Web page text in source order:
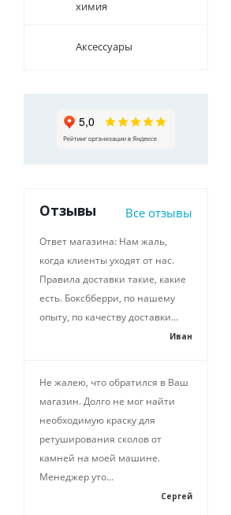
химия
Аксессуары
Отзывы Все отзывы
Ответ магазина: Нам жаль,
когда клиенты уходят от нас.
Правила доставки такие, какие
есть. Боксбберри, по нашему
опыту, по качеству доставки...
Иван
Не жалею, что обратился в Ваш
магазин. Долго не мог найти
необходимую краску для
ретуширования сколов от
камней на моей машине.
Менеджер уто...
Сергей